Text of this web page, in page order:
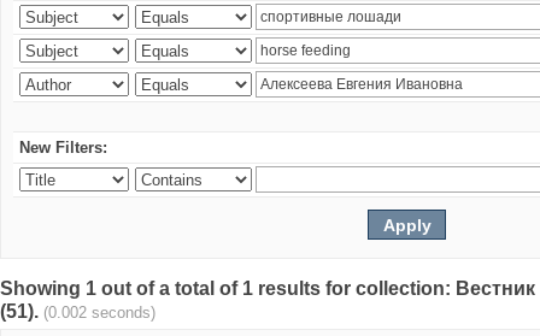
New Filters:
Showing 1 out of a total of 1 results for collection:
(51). (0.002 seconds)